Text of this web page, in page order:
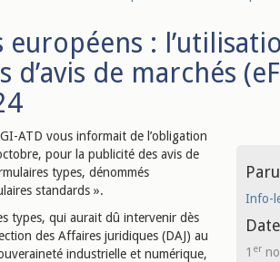
:
de marchés
ATD vous informait de l’obligation
pour la publicité des avis de
types, dénommés
standards ».
types, qui aurait dû intervenir dès
des Affaires juridiques (DAJ) au
industrielle et numérique,
Info-
1 er